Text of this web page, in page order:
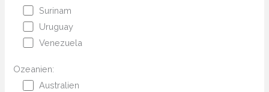
Surinam
Uruguay
Venezuela
Ozeanien:
Australien